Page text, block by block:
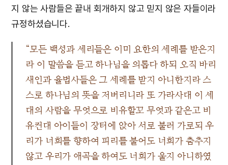
지 않는 사람들은 끝내 회개하지 않고 믿지 않은 자들이라
규정하셨습니다.
“모든 백성과 세리들은 이미 요한의 세례를 받은지
라 이 말씀을 듣고 하나님을 의롭다 하되 오직 바리
새인과 율법사들은 그 세례를 받지 아니한지라 스
스로 하나님의 뜻을 저버리니라 또 가라사대 이 세
대의 사람을 무엇으로 비유할꼬 무엇과 같은고 비
유컨대 아이들이 장터에 앉아 서로 불러 가로되 우
리가 너희를 향하여 피리를 불어도 너희가 춤추지
않고 우리가 애곡을 하여도 너희가 울지 아니하였